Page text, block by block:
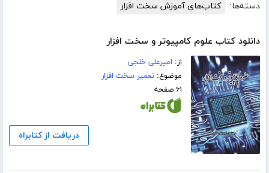
دسته‌ها: کتاب‌های آموزش سخت افزار
دانلود کتاب علوم کامپیوتر و سخت افزار
از: امیرعلی خلجی
موضوع:تعمیر سخت افزار
۶۱ صفحه
دریافت از کتابراه